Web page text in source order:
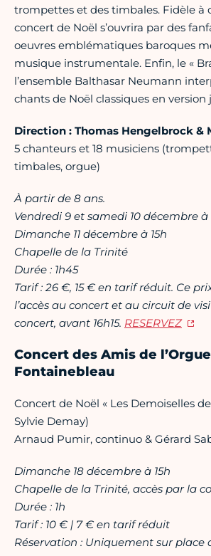
trompettes et des timbales. Fidèle à
concert de Noël s’ouvrira par des
oeuvres emblématiques baroques
musique instrumentale. Enfin, le «
l’ensemble Balthasar Neumann
chants de Noël classiques en version
Direction : Thomas Hengelbrock &
5 chanteurs et 18 musiciens
timbales, orgue)
À partir de 8 ans.
Vendredi 9 et samedi 10 décembre à
Dimanche 11 décembre à 15h
Chapelle de la Trinité
Durée : 1h45
Tarif : 26 €, 15 € en tarif réduit. Ce
l’accès au concert et au circuit de
concert, avant 16h15. RESERVEZ
Concert des Amis de
Fontainebleau
Concert de Noël « Les Demoiselles
Sylvie Demay)
Arnaud Pumir, continuo & Gérard
Dimanche 18 décembre à 15h
Chapelle de la Trinité, accès par la
Durée : 1h
Tarif : 10 € | 7 € en tarif réduit
Réservation : Uniquement sur place